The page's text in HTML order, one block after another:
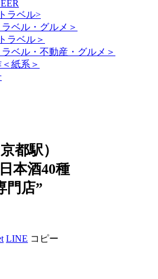
ラベル>
ベル・グルメ＞
ラベル＞
ベル・不動産・グルメ＞
紙系＞
都駅）
本酒40種
門店”
LINE コピー